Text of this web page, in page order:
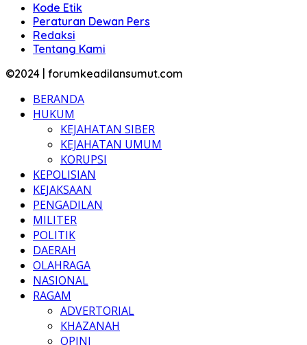
Kode Etik
Peraturan Dewan Pers
Redaksi
Tentang Kami
©2024 | forumkeadilansumut.com
BERANDA
HUKUM
KEJAHATAN SIBER
KEJAHATAN UMUM
KORUPSI
KEPOLISIAN
KEJAKSAAN
PENGADILAN
MILITER
POLITIK
DAERAH
OLAHRAGA
NASIONAL
RAGAM
ADVERTORIAL
KHAZANAH
OPINI